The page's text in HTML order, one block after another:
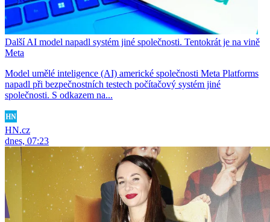
Další AI model napadl systém jiné společnosti. Tentokrát je na vině
Meta
Model umělé inteligence (AI) americké společnosti Meta Platforms
napadl při bezpečnostních testech počítačový systém jiné
společnosti. S odkazem na...
HN.cz
dnes, 07:23